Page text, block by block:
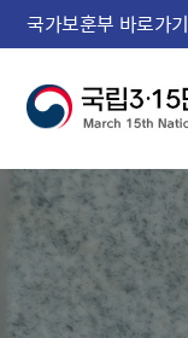
국가보훈부 바로가기